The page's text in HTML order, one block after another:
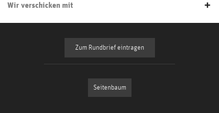
Wir verschicken mit
Zum Rundbrief eintragen
Seitenbaum